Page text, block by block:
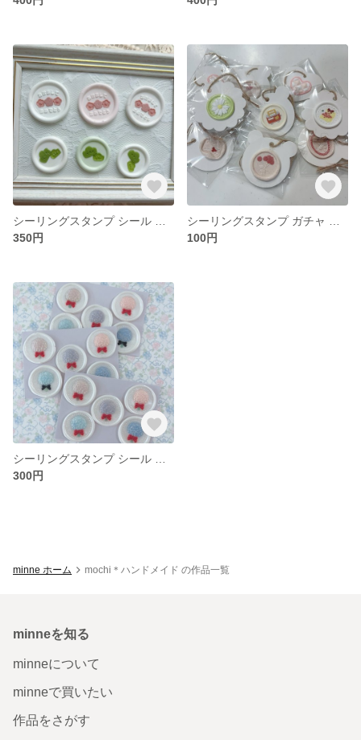
350円
100円
300円
minne ホーム mochi＊ハンドメイド の作品一覧
minneを知る
minneについて
minneで買いたい
作品をさがす